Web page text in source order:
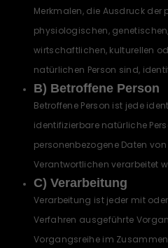
Merkmalen, die Ausdruck der
physiologischen,
wirtschaftlichen, kulturellen
natürlichen Person sind,
B) Betroffene Person
Betroffene Person ist jede
identifizierbare natürliche
personenbezogene Daten
Verantwortlichen verarbeitet
C) Verarbeitung
Verarbeitung ist jeder mit
Verfahren ausgeführte
Vorgangsreihe im